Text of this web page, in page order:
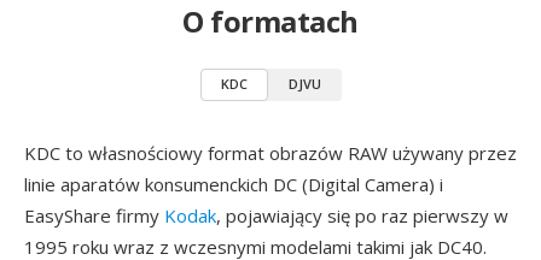
O formatach
KDC DJVU
KDC to własnościowy format obrazów RAW używany przez
linie aparatów konsumenckich DC (Digital Camera) i
EasyShare firmy Kodak, pojawiający się po raz pierwszy w
1995 roku wraz z wczesnymi modelami takimi jak DC40.